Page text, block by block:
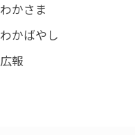
わかさま
わかばやし
広報